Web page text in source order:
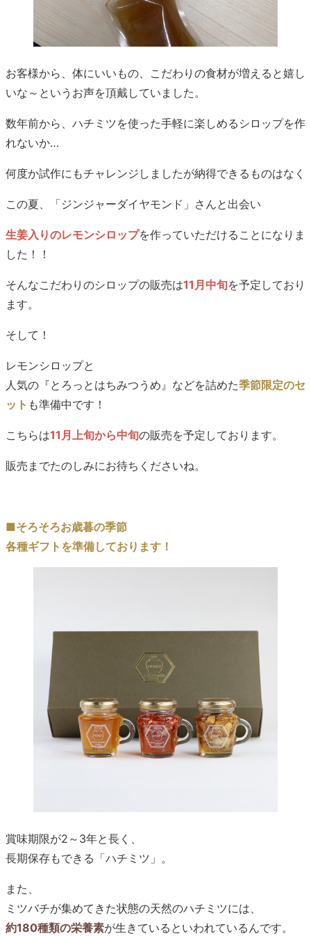
お客様から、体にいいもの、こだわりの食材が増えると嬉し
いな～というお声を頂戴していました。
数年前から、ハチミツを使った手軽に楽しめるシロップを作
れないか…
何度か試作にもチャレンジしましたが納得できるものはなく
この夏、「ジンジャーダイヤモンド」さんと出会い
生姜入りのレモンシロップを作っていただけることになりま
した！！
そんなこだわりのシロップの販売は11月中旬を予定しており
ます。
そして！
レモンシロップと
人気の『とろっとはちみつうめ』などを詰めた季節限定のセ
ット も準備中です！
こちらは11月上旬から中旬の販売を予定しております。
販売までたのしみにお待ちくださいね。
■そろそろお歳暮の季節
各種ギフトを準備しております！
賞味期限が2～3年と長く、
長期保存もできる「ハチミツ」。
また、
ミツバチが集めてきた状態の天然のハチミツには、
約180種類の栄養素が生きているといわれているんです。